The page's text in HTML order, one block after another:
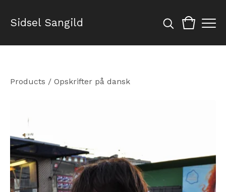
Sidsel Sangild
Products / Opskrifter på dansk